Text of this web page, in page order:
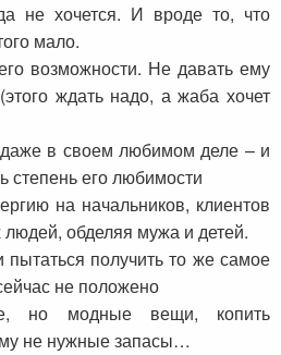
не хочется. И вроде то, что
мало.
возможности. Не давать ему
ждать надо, а жаба хочет
даже в своем любимом деле – и
его любимости
на начальников, клиентов
людей, обделяя мужа и детей.
пытаться получить то же самое
не положено
но модные вещи, копить
не нужные запасы…